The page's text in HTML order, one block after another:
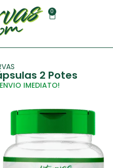
0
2 Potes
ENVIO IMEDIATO!